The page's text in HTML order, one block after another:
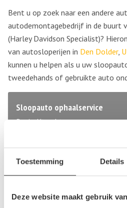
Toestemming Details
Deze website maakt gebruik
Bent u op zoek naar een andere
autodemontagebedrijf in de buurt
(Harley Davidson Specialist)?
van autosloperijen in Den Dolder,
kunnen u helpen als u uw
tweedehands of gebruikte auto
Sloopauto ophaalservice
Regio Utrecht
Regio Utrecht